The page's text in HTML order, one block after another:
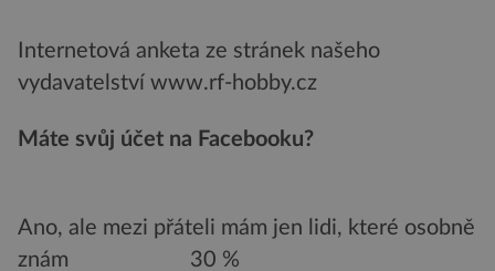
Internetová anketa ze stránek našeho
vydavatelství www.rf-hobby.cz
Máte svůj účet na Facebooku?
Ano, ale mezi přáteli mám jen lidi, které osobně
znám 30 %